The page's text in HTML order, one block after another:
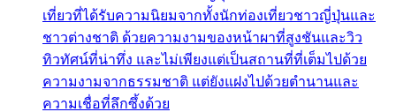
เที่ยวที่ได้รับความนิยมจากทั้งนักท่องเที่ยวชาวญี่ปุ่นและ
ชาวต่างชาติ ด้วยความงามของหน้าผาที่สูงชันและวิว
ทิวทัศน์ที่น่าทึ่ง และไม่เพียงแต่เป็นสถานที่ที่เต็มไปด้วย
ความงามจากธรรมชาติ แต่ยังแฝงไปด้วยตำนานและ
ความเชื่อที่ลึกซึ้งด้วย